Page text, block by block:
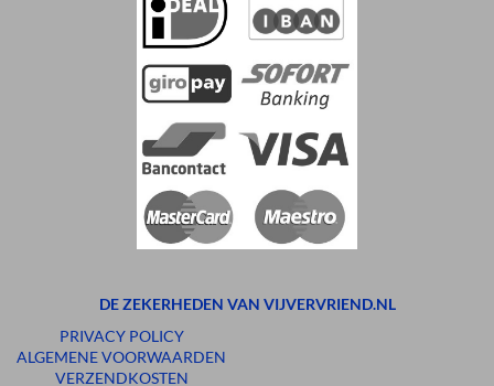
DE ZEKERHEDEN VAN VIJVERVRIEND.NL
PRIVACY POLICY
ALGEMENE VOORWAARDEN
VERZENDKOSTEN